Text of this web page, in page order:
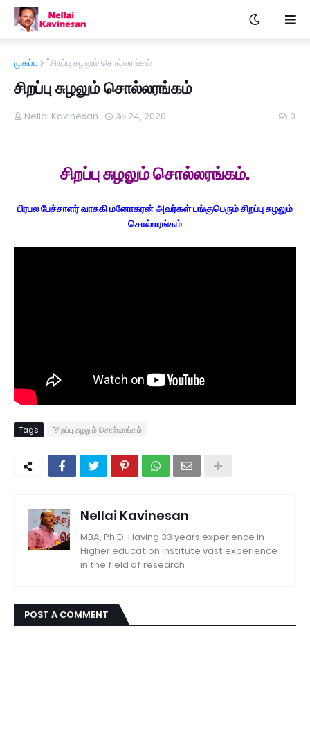
முகப்பு "சிறப்பு சுழலும் சொல்லரங்கம்
சிறப்பு சுழலும் சொல்லரங்கம்
Nellai Kavinesan மே 24, 2020 0
சிறப்பு சுழலும் சொல்லரங்கம்.
பிரபல பேச்சாளர் வாசுகி மனோகரன் அவர்கள் பங்குபெரும் சிறப்பு சுழலும்
சொல்லரங்கம்
Tags "சிறப்பு சுழலும் சொல்லரங்கம்
Nellai Kavinesan
MBA, Ph.D, Having 33 years experience in
Higher education institute vast experience
in the field of research
POST A COMMENT